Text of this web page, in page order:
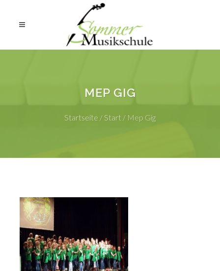
MEP GIG
Startseite /Start / Mep Gig